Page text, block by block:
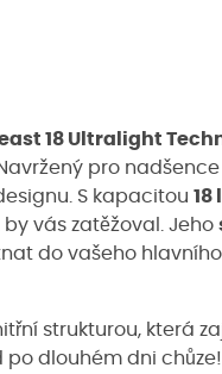
18 Ultralight
pro
S kapacitou 18
vás zatěžoval. Jeho
do vašeho
strukturou, která
dlouhém dni